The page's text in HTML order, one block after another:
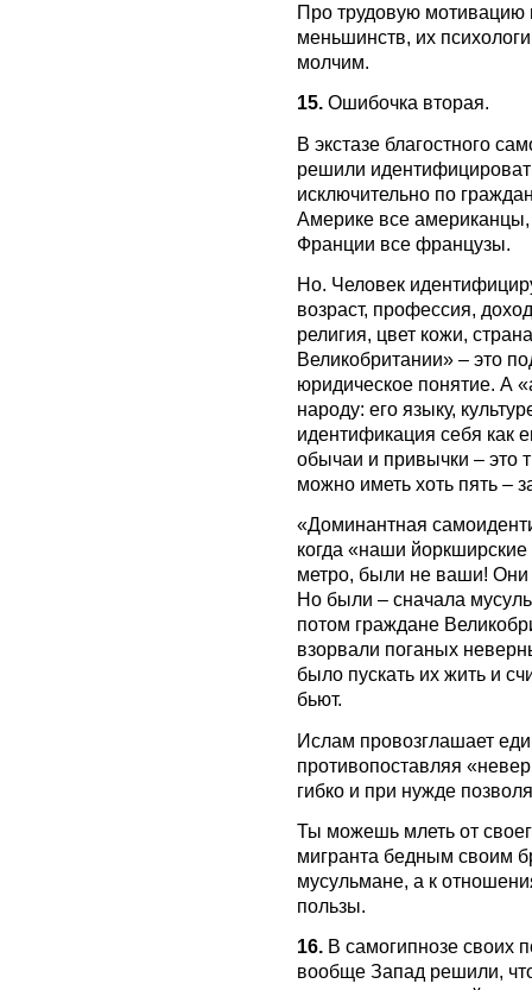
Про трудовую мотивацию
меньшинств, их
молчим.
15. Ошибочка вторая.
В экстазе благостного
решили
исключительно по
Америке все американцы,
Франции все французы.
Но. Человек
возраст, профессия,
религия, цвет кожи,
Великобритании» – это
юридическое понятие. А
народу: его языку,
идентификация себя как
обычаи и привычки – это
можно иметь хоть пять –
«Доминантная
когда «наши
метро, были не ваши!
Но были – сначала
потом граждане
взорвали поганых
было пускать их жить и
бьют.
Ислам провозглашает
противопоставляя
гибко и при нужде
Ты можешь млеть от
мигранта бедным своим
мусульмане, а к
пользы.
16. В самогипнозе своих
вообще Запад решили,